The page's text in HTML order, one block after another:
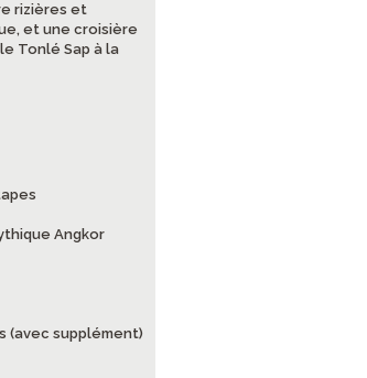
rizières et
et une croisière
Tonlé Sap à la
Angkor
(avec supplément)